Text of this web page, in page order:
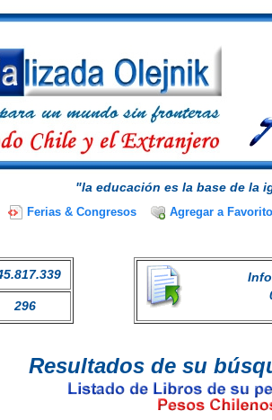
"la educación es la base de la
Ferias & Congresos Agregar a
296
Resultados de su